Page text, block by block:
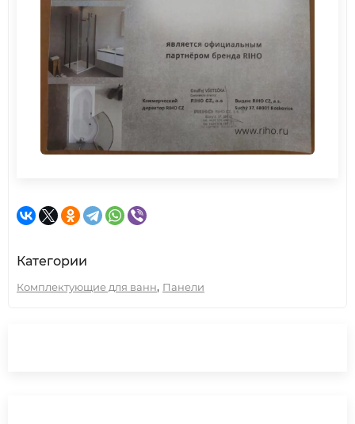
Категории
Комплектующие для ванн, Панели